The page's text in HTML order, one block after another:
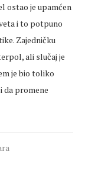
ostao je upamćen
i to potpuno
Zajedničku
ali slučaj je
je bio toliko
da promene